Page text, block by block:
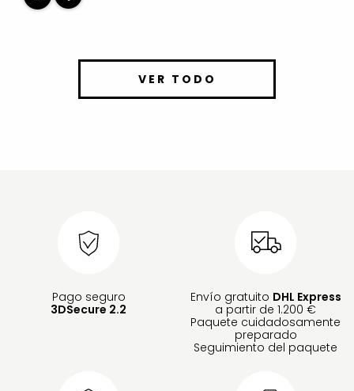
VER TODO
Pago seguro
3DSecure 2.2
Envío gratuito DHL Express
a partir de 1.200 €
Paquete cuidadosamente
preparado
Seguimiento del paquete